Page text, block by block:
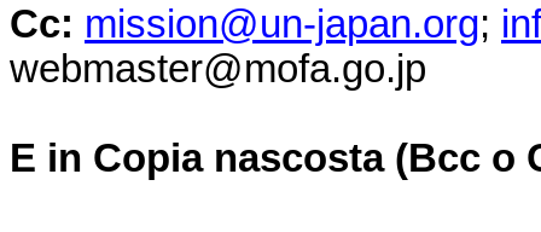
Cc: mission@un-japan.org;
webmaster@mofa.go.jp
E in Copia nascosta (Bcc o